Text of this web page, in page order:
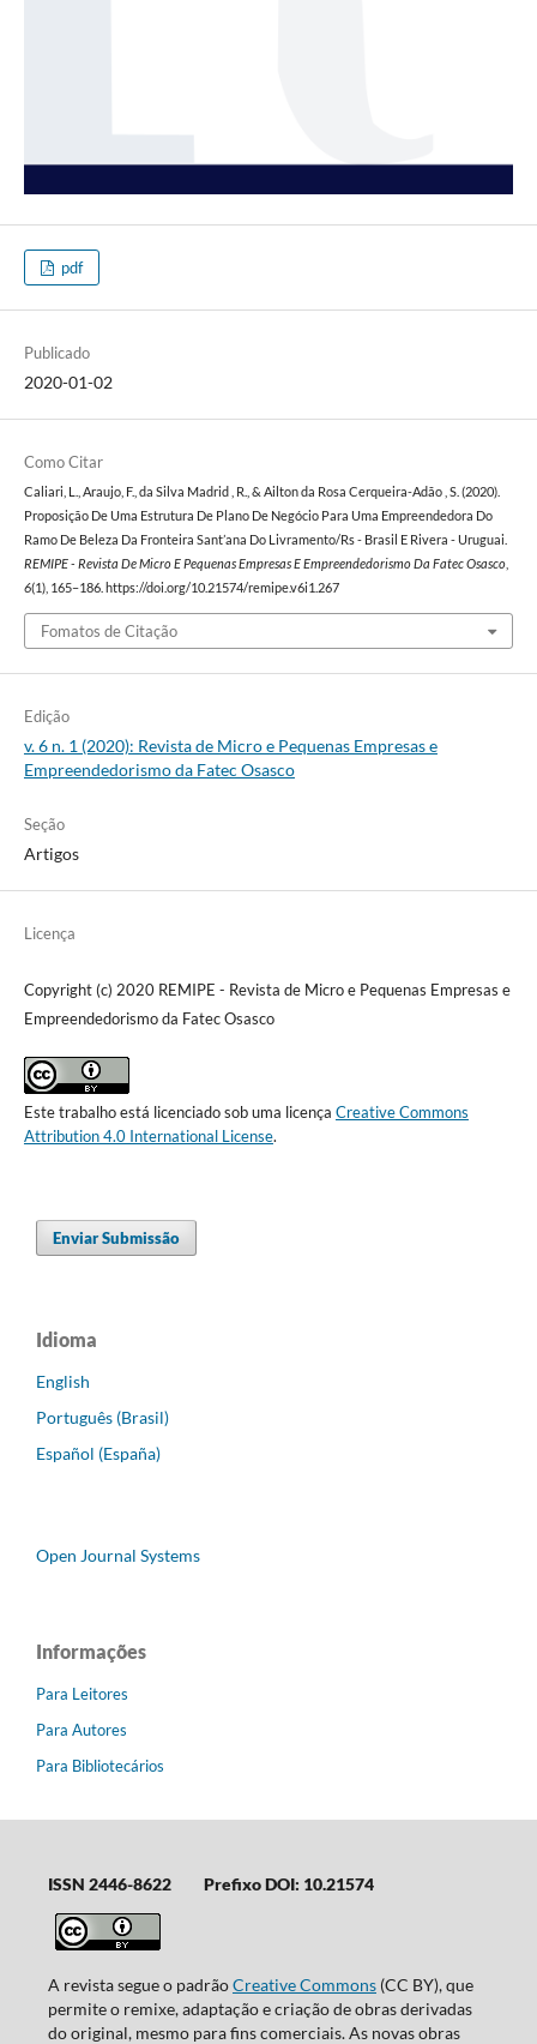
pdf
Publicado
2020-01-02
Como Citar
Caliari, L., Araujo, F., da Silva Madrid , R., & Ailton da Rosa Cerqueira-Adão , S. (2020).
Proposição De Uma Estrutura De Plano De Negócio Para Uma Empreendedora Do
Ramo De Beleza Da Fronteira Sant’ana Do Livramento/Rs - Brasil E Rivera - Uruguai.
REMIPE - Revista De Micro E Pequenas Empresas E Empreendedorismo Da Fatec Osasco,
6(1), 165–186. https://doi.org/10.21574/remipe.v6i1.267
Fomatos de Citação
Edição
v. 6 n. 1 (2020): Revista de Micro e Pequenas Empresas e
Empreendedorismo da Fatec Osasco
Seção
Artigos
Licença
Copyright (c) 2020 REMIPE - Revista de Micro e Pequenas Empresas e
Empreendedorismo da Fatec Osasco
Este trabalho está licenciado sob uma licença Creative Commons
Attribution 4.0 International License.
Enviar Submissão
Idioma
English
Português (Brasil)
Español (España)
Open Journal Systems
Informações
Para Leitores
Para Autores
Para Bibliotecários
ISSN 2446-8622 Prefixo DOI: 10.21574
A revista segue o padrãoCreative Commons(CC BY), que
permite o remixe, adaptação e criação de obras derivadas
do original, mesmo para fins comerciais. As novas obras